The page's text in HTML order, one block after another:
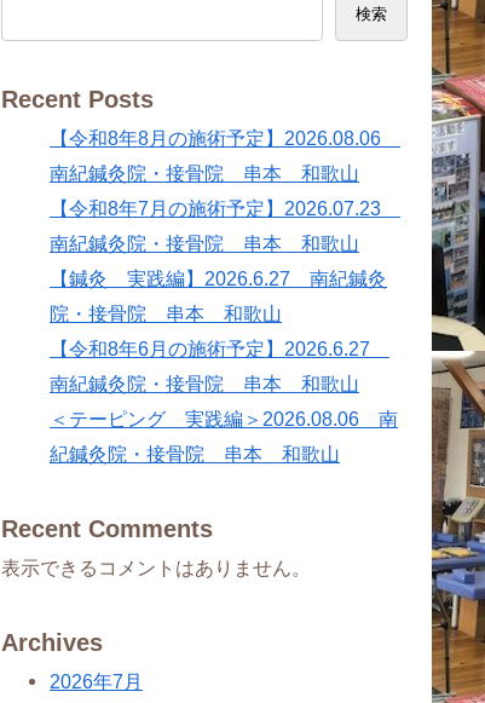
検索
Recent Posts
【令和8年8月の施術予定】2026.08.06
南紀鍼灸院・接骨院 串本 和歌山
【令和8年7月の施術予定】2026.07.23
南紀鍼灸院・接骨院 串本 和歌山
【鍼灸 実践編】2026.6.27 南紀鍼灸
院・接骨院 串本 和歌山
【令和8年6月の施術予定】2026.6.27
南紀鍼灸院・接骨院 串本 和歌山
＜テーピング 実践編＞2026.08.06 南
紀鍼灸院・接骨院 串本 和歌山
Recent Comments
表示できるコメントはありません。
Archives
2026年7月